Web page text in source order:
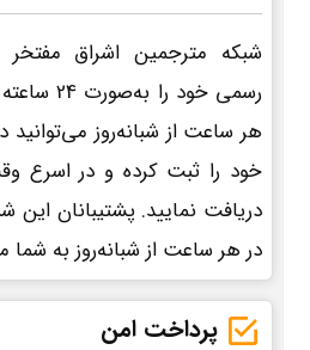
شبکه مترجمین اشراق
رسمی خود
هر ساعت از شبانه‌روز
خود را ثبت کرده و در اسرع
دریافت نمایید. پشتیبانان این
در هر ساعت از شبانه‌روز به
پرداخت امن